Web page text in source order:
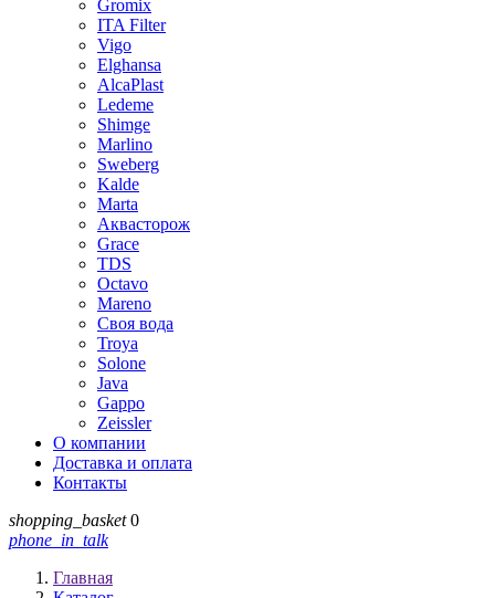
Gromix
ITA Filter
Vigo
Elghansa
AlcaPlast
Ledeme
Shimge
Marlino
Sweberg
Kalde
Marta
Аквасторож
Grace
TDS
Octavo
Mareno
Своя вода
Troya
Solone
Java
Gappo
Zeissler
О компании
Доставка и оплата
Контакты
shopping_basket 0
phone_in_talk
Главная